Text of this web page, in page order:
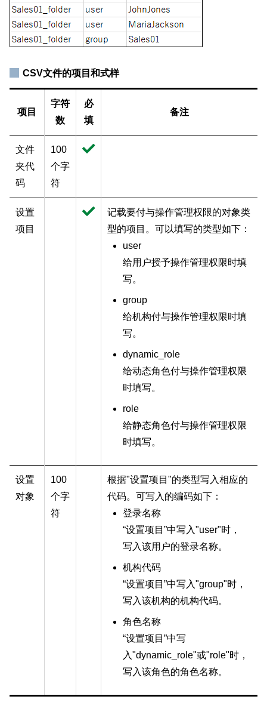
CSV文件的项目和式样
项目
字符
数
必
填
备注
文件
夹代
码
100
个字
符
设置
项目
记载要付与操作管理权限的对象类
型的项目。可以填写的类型如下：
user
给用户授予操作管理权限时填
写。
group
给机构付与操作管理权限时填
写。
dynamic_role
给动态角色付与操作管理权限
时填写。
role
给静态角色付与操作管理权限
时填写。
设置
对象
100
个字
符
根据"设置项目"的类型写入相应的
代码。可写入的编码如下：
登录名称
“设置项目”中写入"user"时，
写入该用户的登录名称。
机构代码
“设置项目”中写入"group"时，
写入该机构的机构代码。
角色名称
“设置项目”中写
入"dynamic_role"或"role"时，
写入该角色的角色名称。